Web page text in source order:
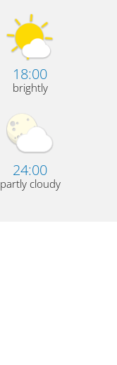
18:00
brightly
24:00
partly cloudy